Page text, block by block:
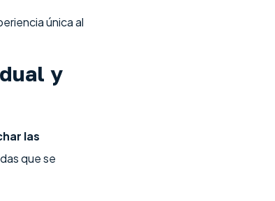
única al
y
las
que se